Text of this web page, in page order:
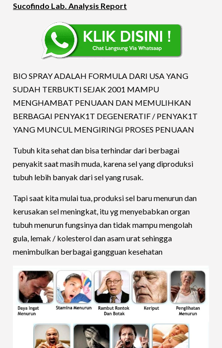
Sucofindo Lab. Analysis Report
BIO SPRAY ADALAH FORMULA DARI USA YANG
SUDAH TERBUKTI SEJAK 2001 MAMPU
MENGHAMBAT PENUAAN DAN MEMULIHKAN
BERBAGAI PENYAK1T DEGENERATIF / PENYAK1T
YANG MUNCUL MENGIRINGI PROSES PENUAAN
Tubuh kita sehat dan bisa terhindar dari berbagai
penyakit saat masih muda, karena sel yang diproduksi
tubuh lebih banyak dari sel yang rusak.
Tapi saat kita mulai tua, produksi sel baru menurun dan
kerusakan sel meningkat, itu yg menyebabkan organ
tubuh menurun fungsinya dan tidak mampu mengolah
gula, lemak / kolesterol dan asam urat sehingga
menimbulkan berbagai gangguan kesehatan